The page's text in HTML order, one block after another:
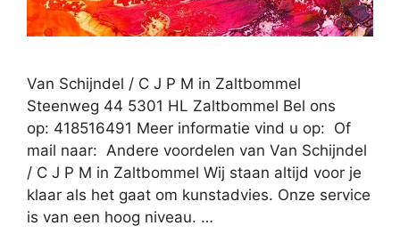
Van Schijndel / C J P M in Zaltbommel
Steenweg 44 5301 HL Zaltbommel Bel ons
op: 418516491 Meer informatie vind u op: Of
mail naar: Andere voordelen van Van Schijndel
/ C J P M in Zaltbommel Wij staan altijd voor je
klaar als het gaat om kunstadvies. Onze service
is van een hoog niveau. …